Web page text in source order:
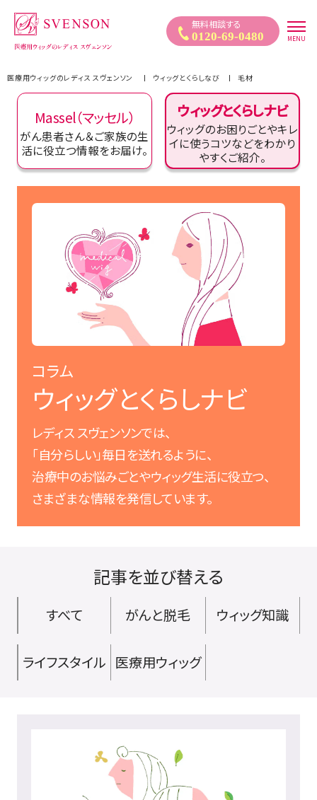
医療用ウィッグ｜自然なウィッグ・かつらのレディススヴェンソン
無料相談する
0120-69-0480 MENU
医療用ウィッグのレディス スヴェンソン ウィッグとくらしなび 毛材
Massel（マッセル）
がん患者さん＆ご家族の生
活に役立つ情報をお届け。
ウィッグとくらしナビ
ウィッグのお困りごとやキレ
イに使うコツなどをわかり
やすくご紹介。
コラム
ウィッグとくらしナビ
レディス スヴェンソンでは、
「自分らしい」毎日を送れるように、
治療中のお悩みごとやウィッグ生活に役立つ、
さまざまな情報を発信しています。
記事を並び替える
すべて がんと脱毛 ウィッグ知識
ライフスタイル 医療用ウィッグ